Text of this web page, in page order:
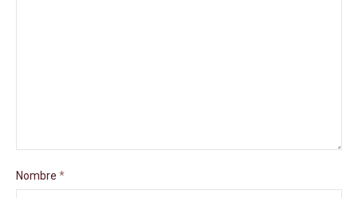
Nombre *